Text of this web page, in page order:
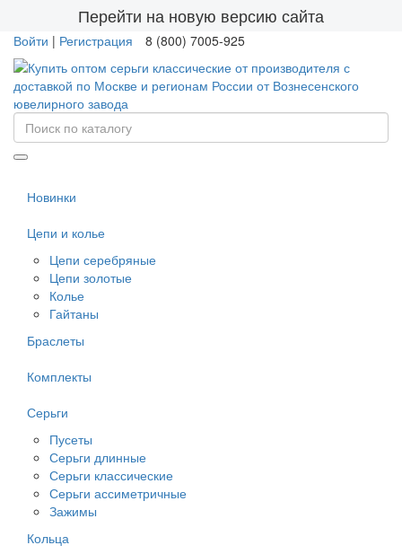
Перейти на новую версию сайта
Войти | Регистрация 8 (800) 7005-925
Новинки
Цепи и колье
Цепи серебряные
Цепи золотые
Колье
Гайтаны
Браслеты
Комплекты
Серьги
Пусеты
Серьги длинные
Серьги классические
Серьги ассиметричные
Зажимы
Кольца